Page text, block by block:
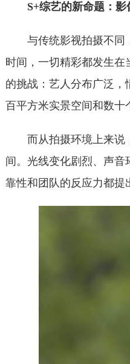
S+综艺的新命题：
与传统影视拍摄不同
时间，一切精彩都发生
的挑战：艺人分布广泛
百平方米实景空间和数十
而从拍摄环境上来说
间。光线变化剧烈、声
靠性和团队的反应力都提